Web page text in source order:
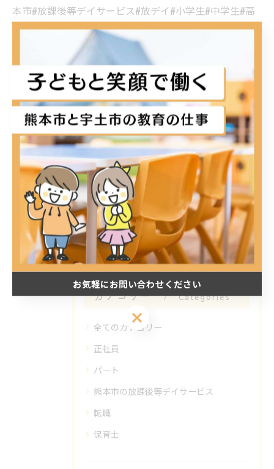
本市#放課後等デイサービス#放デイ#小学生#中学生#高
校生#子ども#療育#ダウン症#自閉症#ADHD
< 前のページ 一覧に戻る 次のページ >
関連タグ
#宇土市 #熊本市 #放課後等デイサービス
カテゴリー Categories
全てのカテゴリー
正社員
パート
熊本市の放課後等デイサービス
転職
保育士
お気軽にお問い合わせください
お気軽にお問い合わせください